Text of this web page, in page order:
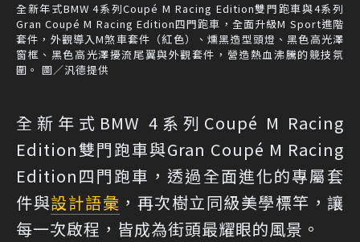
全新年式BMW 4系列Coupé M Racing Edition雙門跑車與4系列
Gran Coupé M Racing Edition四門跑車，全面升級M Sport進階
套件，外觀導入M煞車套件（紅色）、燻黑造型頭燈、黑色高光澤
窗框、黑色高光澤擾流尾翼與外觀套件，營造熱血沸騰的競技氛
圍。 圖／汎德提供
全新年式BMW 4系列Coupé M Racing
Edition雙門跑車與Gran Coupé M Racing
Edition四門跑車，透過全面進化的專屬套
件與設計語彙 ，再次樹立同級美學標竿，讓
每一次啟程，皆成為街頭最耀眼的風景。